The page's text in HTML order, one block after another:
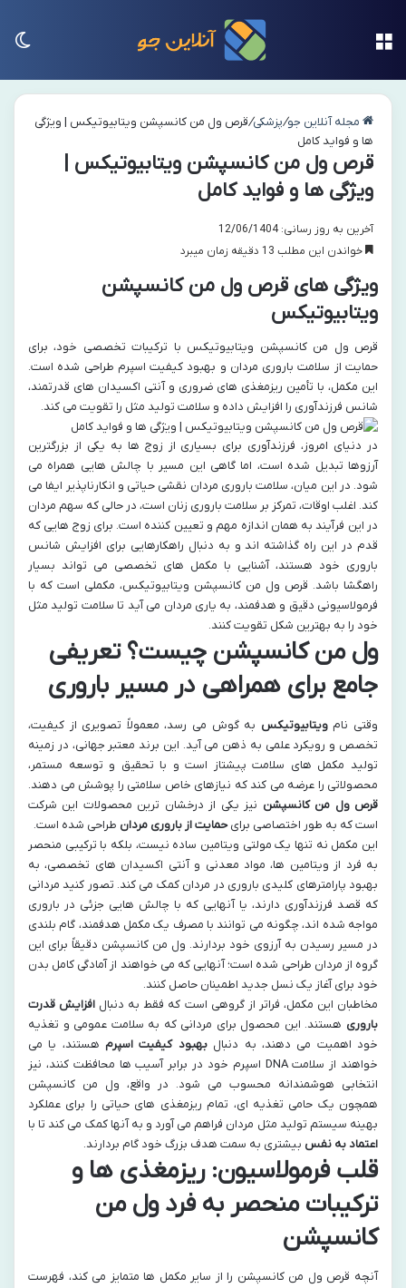
مجله آنلاین جو/پزشکی/قرص ول من کانسپشن ویتابیوتیکس | ویژگی
ها و فواید کامل
قرص ول من کانسپشن ویتابیوتیکس |
ویژگی ها و فواید کامل
آخرین به روز رسانی: 12/06/1404
خواندن این مطلب 13 دقیقه زمان میبرد
ویژگی های قرص ول من کانسپشن
ویتابیوتیکس
قرص ول من کانسپشن ویتابیوتیکس با ترکیبات تخصصی خود، برای
حمایت از سلامت باروری مردان و بهبود کیفیت اسپرم طراحی شده است.
این مکمل، با تأمین ریزمغذی های ضروری و آنتی اکسیدان های قدرتمند،
شانس فرزندآوری را افزایش داده و سلامت تولید مثل را تقویت می کند.
در دنیای امروز، فرزندآوری برای بسیاری از زوج ها به یکی از بزرگترین
آرزوها تبدیل شده است، اما گاهی این مسیر با چالش هایی همراه می
شود. در این میان، سلامت باروری مردان نقشی حیاتی و انکارناپذیر ایفا می
کند. اغلب اوقات، تمرکز بر سلامت باروری زنان است، در حالی که سهم مردان
در این فرآیند به همان اندازه مهم و تعیین کننده است. برای زوج هایی که
قدم در این راه گذاشته اند و به دنبال راهکارهایی برای افزایش شانس
باروری خود هستند، آشنایی با مکمل های تخصصی می تواند بسیار
راهگشا باشد. قرص ول من کانسپشن ویتابیوتیکس، مکملی است که با
فرمولاسیونی دقیق و هدفمند، به یاری مردان می آید تا سلامت تولید مثل
خود را به بهترین شکل تقویت کنند.
ول من کانسپشن چیست؟ تعریفی
جامع برای همراهی در مسیر باروری
وقتی نامویتابیوتیکس به گوش می رسد، معمولاً تصویری از کیفیت،
تخصص و رویکرد علمی به ذهن می آید. این برند معتبر جهانی، در زمینه
تولید مکمل های سلامت پیشتاز است و با تحقیق و توسعه مستمر،
محصولاتی را عرضه می کند که نیازهای خاص سلامتی را پوشش می دهند.
قرص ول من کانسپشن نیز یکی از درخشان ترین محصولات این شرکت
است که به طور اختصاصی برایحمایت از باروری مردان طراحی شده است.
این مکمل نه تنها یک مولتی ویتامین ساده نیست، بلکه با ترکیبی منحصر
به فرد از ویتامین ها، مواد معدنی و آنتی اکسیدان های تخصصی، به
بهبود پارامترهای کلیدی باروری در مردان کمک می کند. تصور کنید مردانی
که قصد فرزندآوری دارند، یا آنهایی که با چالش هایی جزئی در باروری
مواجه شده اند، چگونه می توانند با مصرف یک مکمل هدفمند، گام بلندی
در مسیر رسیدن به آرزوی خود بردارند. ول من کانسپشن دقیقاً برای این
گروه از مردان طراحی شده است؛ آنهایی که می خواهند از آمادگی کامل بدن
خود برای آغاز یک نسل جدید اطمینان حاصل کنند.
مخاطبان این مکمل، فراتر از گروهی است که فقط به دنبال افزایش قدرت
باروری هستند. این محصول برای مردانی که به سلامت عمومی و تغذیه
خود اهمیت می دهند، به دنبالبهبود کیفیت اسپرم هستند، یا می
خواهند از سلامت DNA اسپرم خود در برابر آسیب ها محافظت کنند، نیز
انتخابی هوشمندانه محسوب می شود. در واقع، ول من کانسپشن
همچون یک حامی تغذیه ای، تمام ریزمغذی های حیاتی را برای عملکرد
بهینه سیستم تولید مثل مردان فراهم می آورد و به آنها کمک می کند تا با
اعتماد به نفس بیشتری به سمت هدف بزرگ خود گام بردارند.
قلب فرمولاسیون: ریزمغذی ها و
ترکیبات منحصر به فرد ول من
کانسپشن
آنچه قرص ول من کانسپشن را از سایر مکمل ها متمایز می کند، فهرست